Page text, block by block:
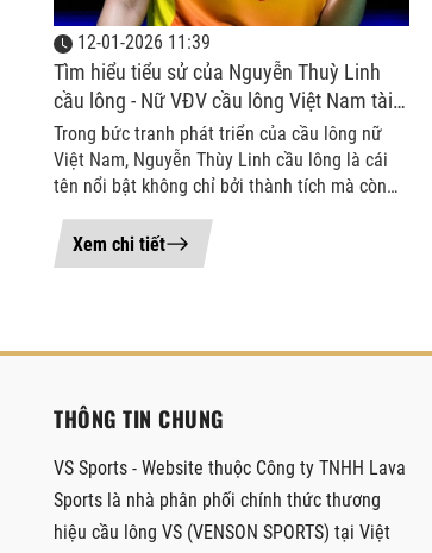
12-01-2026 11:39
Tìm hiểu tiểu sử của Nguyễn Thuỳ Linh
cầu lông - Nữ VĐV cầu lông Việt Nam tài
năng
Trong bức tranh phát triển của cầu lông nữ
Việt Nam, Nguyễn Thùy Linh cầu lông là cái
tên nổi bật không chỉ bởi thành tích mà còn
luật. Sự nghiệp của cô được x...
Xem chi tiết
THÔNG TIN CHUNG
VS Sports - Website thuộc Công ty TNHH Lava
Sports là nhà phân phối chính thức thương
hiệu cầu lông VS (VENSON SPORTS) tại Việt